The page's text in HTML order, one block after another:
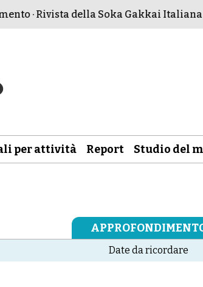
· Rivista della Soka Gakkai Italiana
per attività Report Studio del
Date da ricordare